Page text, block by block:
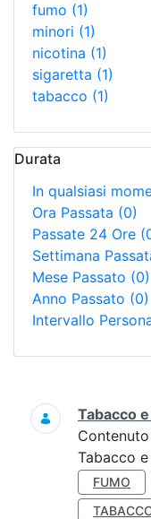
fumo (1)
minori (1)
nicotina (1)
sigaretta (1)
tabacco (1)
Durata
In qualsiasi
Ora Passata (0)
Passate 24 Ore
Settimana
Mese Passato (0)
Anno Passato (0)
Intervallo
Ricerca
Tabacco
Tabacco
FUMO